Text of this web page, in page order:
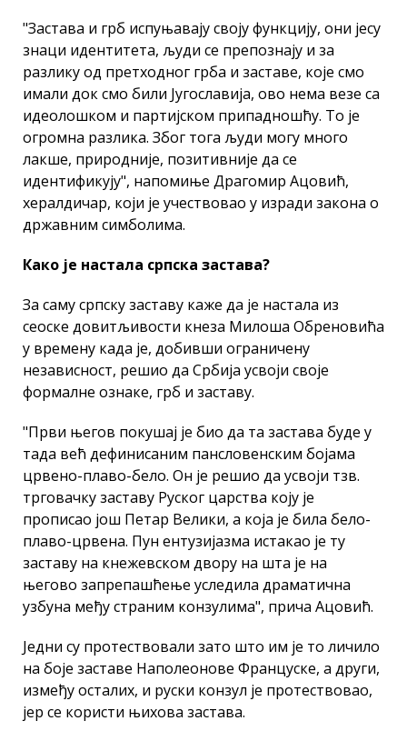
"Застава и грб испуњавају своју функцију, они јесу
знаци идентитета, људи се препознају и за
разлику од претходног грба и заставе, које смо
имали док смо били Југославија, ово нема везе са
идеолошком и партијском припадношћу. То је
огромна разлика. Због тога људи могу много
лакше, природније, позитивније да се
идентификују", напомиње Драгомир Ацовић,
хералдичар, који је учествовао у изради закона о
државним симболима.
Како је настала српска застава?
За саму српску заставу каже да је настала из
сеоске довитљивости кнеза Милоша Обреновића
у времену када је, добивши ограничену
независност, решио да Србија усвоји своје
формалне ознаке, грб и заставу.
"Први његов покушај је био да та застава буде у
тада већ дефинисаним пансловенским бојама
црвено-плаво-бело. Он је решио да усвоји тзв.
трговачку заставу Руског царства коју је
прописао још Петар Велики, а која је била бело-
плаво-црвена. Пун ентузијазма истакао је ту
заставу на кнежевском двору на шта је на
његово запрепашћење уследила драматична
узбуна међу страним конзулима", прича Ацовић.
Једни су протествовали зато што им је то личило
на боје заставе Наполеонове Француске, а други,
између осталих, и руски конзул је протествовао,
јер се користи њихова застава.